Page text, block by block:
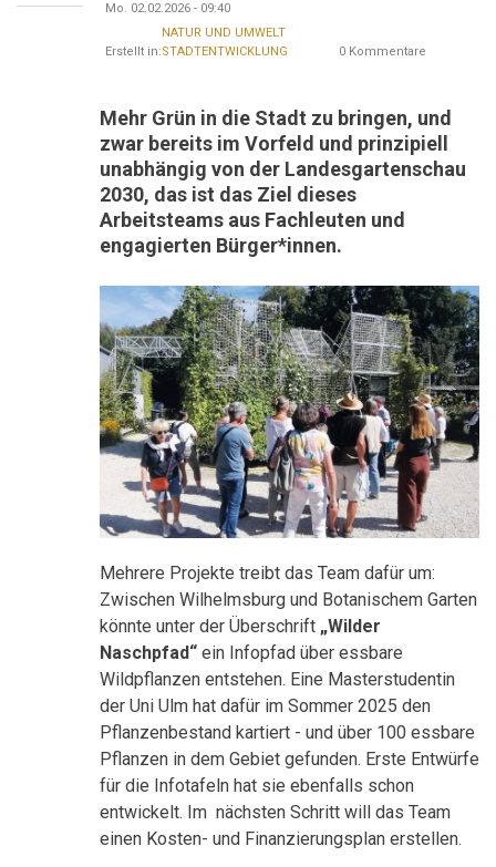
Mo. 02.02.2026 - 09:40
Erstellt in:
NATUR UND UMWELT
STADTENTWICKLUNG
0 Kommentare
Mehr Grün in die Stadt zu bringen, und
zwar bereits im Vorfeld und prinzipiell
unabhängig von der Landesgartenschau
2030, das ist das Ziel dieses
Arbeitsteams aus Fachleuten und
engagierten Bürger*innen.
Mehrere Projekte treibt das Team dafür um:
Zwischen Wilhelmsburg und Botanischem Garten
könnte unter der Überschrift „Wilder
Naschpfad“ ein Infopfad über essbare
Wildpflanzen entstehen. Eine Masterstudentin
der Uni Ulm hat dafür im Sommer 2025 den
Pflanzenbestand kartiert - und über 100 essbare
Pflanzen in dem Gebiet gefunden. Erste Entwürfe
für die Infotafeln hat sie ebenfalls schon
entwickelt. Im nächsten Schritt will das Team
einen Kosten- und Finanzierungsplan erstellen.